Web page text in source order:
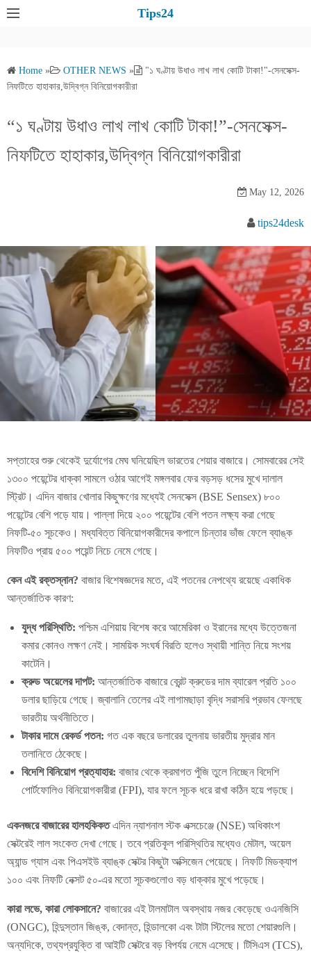
Tips24
Home » OTHER NEWS »
"১ ঘণ্টায় উধাও লাখ লাখ কোটি টাকা!"-সেনসেক্স-
নিফটিতে হাহাকার,উদ্বিগ্ন বিনিয়োগকারীরা
“১ ঘণ্টায় উধাও লাখ লাখ কোটি টাকা!”-সেনসেক্স-
নিফটিতে হাহাকার,উদ্বিগ্ন বিনিয়োগকারীরা
May 12, 2026
tips24desk
সপ্তাহের শুরু থেকেই দুর্যোগের মেঘ ঘনিয়েছিল ভারতের শেয়ার বাজারে। সোমবারের সেই
১৩০০ পয়েন্টের ধাক্কা সামলে ওঠার আগেই মঙ্গলবার ফের বড়সড় ধসের মুখে দালাল
স্ট্রিট। এদিন বাজার খোলার কিছুক্ষণের মধ্যেই সেনসেক্স (BSE Sensex) ৮০০
পয়েন্টের বেশি পড়ে যায়। পাল্লা দিয়ে ২০০ পয়েন্টের বেশি পতন লক্ষ্য করা গেছে
নিফটি-৫০ সূচকেও। মধ্যবিত্ত বিনিয়োগকারীদের কপালে চিন্তার ভাঁজ ফেলে ব্যাঙ্ক
নিফটিও প্রায় ৫০০ পয়েন্ট নিচে নেমে গেছে।
কেন এই রক্তস্নান? বাজার বিশেষজ্ঞদের মতে, এই পতনের নেপথ্যে রয়েছে একাধিক
আন্তর্জাতিক কারণ:
যুদ্ধ পরিস্থিতি: পশ্চিম এশিয়ায় বিশেষ করে আমেরিকা ও ইরানের মধ্যে উত্তেজনা
কমার কোনও লক্ষণ নেই। সাময়িক সংঘর্ষ বিরতি হলেও স্থায়ী শান্তি নিয়ে সংশয়
কাটেনি।
ক্রুড অয়েলের দাপট: আন্তর্জাতিক বাজারে ব্রেন্ট ক্রুডের দাম ব্যারেল প্রতি ১০০
ডলার ছাড়িয়ে গেছে। জ্বালানি তেলের এই লাগামছাড়া বৃদ্ধি সরাসরি প্রভাব ফেলছে
ভারতীয় অর্থনীতিতে।
টাকার দামে রেকর্ড পতন: গত এক বছরে ডলারের তুলনায় ভারতীয় মুদ্রার মান
তলানিতে ঠেকেছে।
বিদেশি বিনিয়োগ প্রত্যাহার: বাজার থেকে ক্রমাগত পুঁজি তুলে নিচ্ছেন বিদেশি
পোর্টফোলিও বিনিয়োগকারীরা (FPI), যার ফলে সূচক ধরে রাখা কঠিন হয়ে পড়ছে।
একনজরে বাজারের হালহকিকতএদিন ন্যাশনাল স্টক এক্সচেঞ্জে (NSE) অধিকাংশ
সেক্টরেই লাল সংকেত দেখা গেছে। তবে প্রতিকূল পরিস্থিতির মধ্যেও মেটাল, অয়েল
অ্যান্ড গ্যাস এবং পিএসইউ ব্যাঙ্ক সেক্টর কিছুটা অক্সিজেন পেয়েছে। নিফটি মিডক্যাপ
১০০ এবং নিফটি নেক্সট ৫০-এর মতো সূচকগুলোও বড় ধাক্কার মুখে পড়েছে।
কারা লভে, কারা লোকসানে? বাজারের এই টালমাটাল অবস্থায় নজর কেড়েছে ওএনজিসি
(ONGC), হিন্দুস্তান জিঙ্ক, বেদান্ত, হিন্ডালকো এবং টাটা স্টিলের মতো শেয়ারগুলি।
অন্যদিকে, তথ্যপ্রযুক্তি বা আইটি সেক্টরে বড় বিপর্যয় নেমে এসেছে। টিসিএস (TCS),